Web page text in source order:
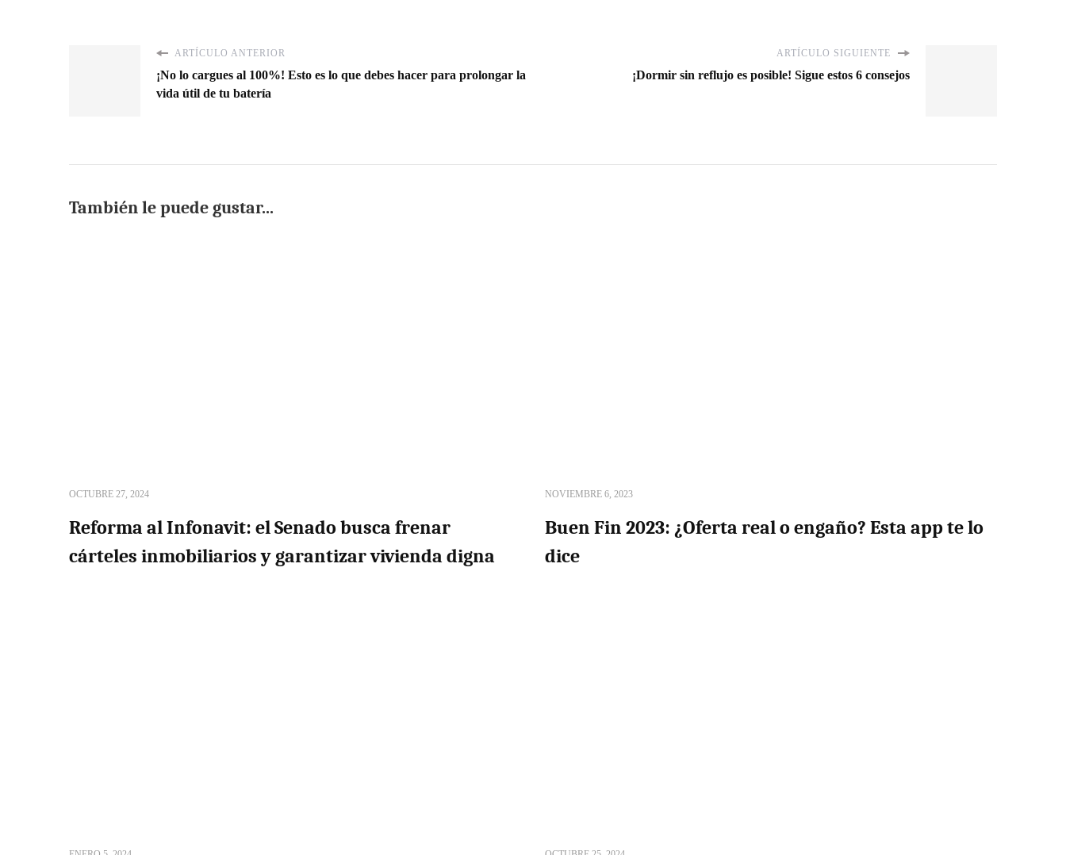
ARTÍCULO ANTERIOR
¡No lo cargues al 100%! Esto es lo que debes hacer para prolongar la
vida útil de tu batería
ARTÍCULO SIGUIENTE
¡Dormir sin reflujo es posible! Sigue estos 6 consejos
También le puede gustar...
OCTUBRE 27, 2024
Reforma al Infonavit: el Senado busca frenar
cárteles inmobiliarios y garantizar vivienda digna
NOVIEMBRE 6, 2023
Buen Fin 2023: ¿Oferta real o engaño? Esta app te lo
dice